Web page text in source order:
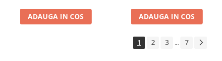
ADAUGA IN COS ADAUGA IN COS
1 2 3 ... 7